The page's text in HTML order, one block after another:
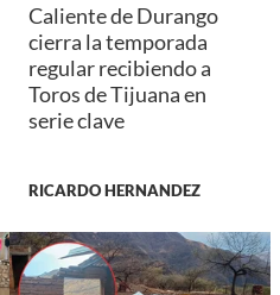
Caliente de Durango
cierra la temporada
regular recibiendo a
Toros de Tijuana en
serie clave
RICARDO HERNANDEZ